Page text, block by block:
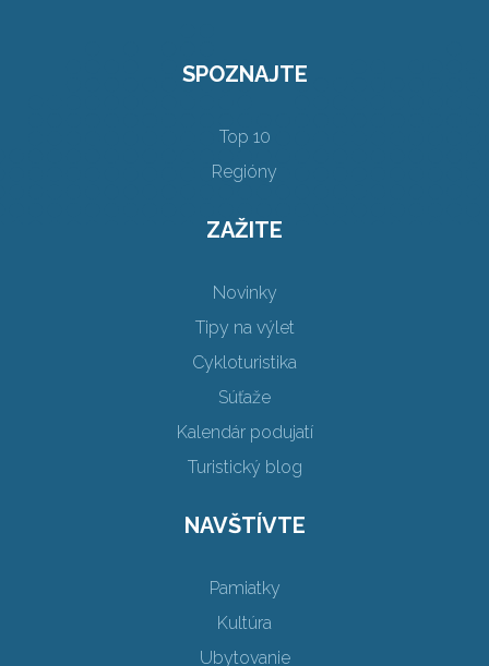
SPOZNAJTE
Top 10
Regióny
ZAŽITE
Novinky
Tipy na výlet
Cykloturistika
Súťaže
Kalendár podujatí
Turistický blog
NAVŠTÍVTE
Pamiatky
Kultúra
Ubytovanie